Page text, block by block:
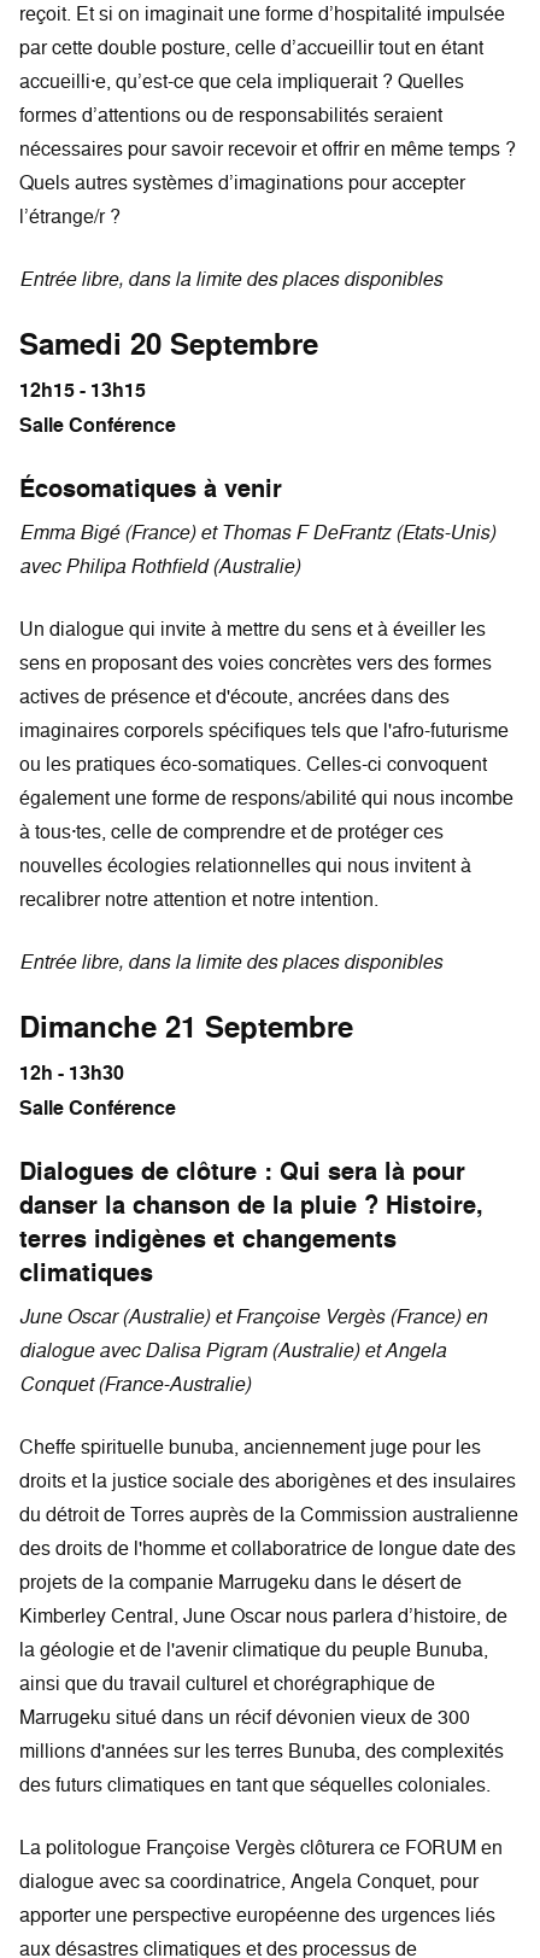
reçoit. Et si on imaginait une forme d’hospitalité impulsée
par cette double posture, celle d’accueillir tout en étant
accueilli·e, qu’est-ce que cela impliquerait ? Quelles
formes d’attentions ou de responsabilités seraient
nécessaires pour savoir recevoir et offrir en même temps ?
Quels autres systèmes d’imaginations pour accepter
l’étrange/r ?
Entrée libre, dans la limite des places disponibles
Samedi 20 Septembre
12h15 - 13h15
Salle Conférence
Écosomatiques à venir
Emma Bigé (France) et Thomas F DeFrantz (Etats-Unis)
avec Philipa Rothfield (Australie)
Un dialogue qui invite à mettre du sens et à éveiller les
sens en proposant des voies concrètes vers des formes
actives de présence et d'écoute, ancrées dans des
imaginaires corporels spécifiques tels que l'afro-futurisme
ou les pratiques éco-somatiques. Celles-ci convoquent
également une forme de respons/abilité qui nous incombe
à tous·tes, celle de comprendre et de protéger ces
nouvelles écologies relationnelles qui nous invitent à
recalibrer notre attention et notre intention.
Entrée libre, dans la limite des places disponibles
Dimanche 21 Septembre
12h - 13h30
Salle Conférence
Dialogues de clôture : Qui sera là pour
danser la chanson de la pluie ? Histoire,
terres indigènes et changements
climatiques
June Oscar (Australie) et Françoise Vergès (France) en
dialogue avec Dalisa Pigram (Australie) et Angela
Conquet (France-Australie)
Cheffe spirituelle bunuba, anciennement juge pour les
droits et la justice sociale des aborigènes et des insulaires
du détroit de Torres auprès de la Commission australienne
des droits de l'homme et collaboratrice de longue date des
projets de la companie Marrugeku dans le désert de
Kimberley Central, June Oscar nous parlera d’histoire, de
la géologie et de l'avenir climatique du peuple Bunuba,
ainsi que du travail culturel et chorégraphique de
Marrugeku situé dans un récif dévonien vieux de 300
millions d'années sur les terres Bunuba, des complexités
des futurs climatiques en tant que séquelles coloniales.
La politologue Françoise Vergès clôturera ce FORUM en
dialogue avec sa coordinatrice, Angela Conquet, pour
apporter une perspective européenne des urgences liés
aux désastres climatiques et des processus de